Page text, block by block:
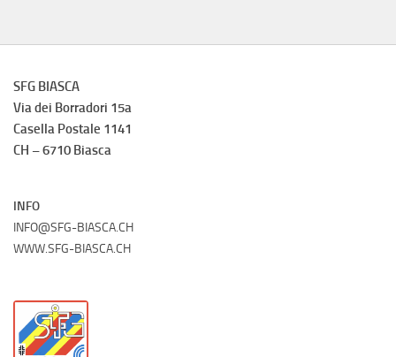
SFG BIASCA
Via dei Borradori 15a
Casella Postale 1141
CH – 6710 Biasca
INFO
INFO@SFG-BIASCA.CH
WWW.SFG-BIASCA.CH